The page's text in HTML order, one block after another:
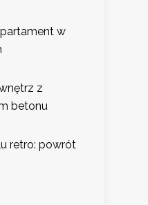
w
z
betonu
retro: powrót